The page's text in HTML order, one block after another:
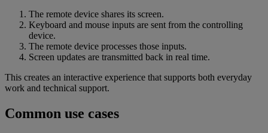
The remote device shares its screen.
Keyboard and mouse inputs are sent from the controlling
device.
The remote device processes those inputs.
Screen updates are transmitted back in real time.
This creates an interactive experience that supports both everyday
work and technical support.
Common use cases